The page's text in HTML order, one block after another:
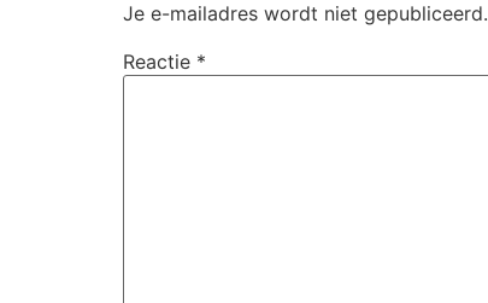
Je e-mailadres wordt niet gepubliceerd.
Reactie *